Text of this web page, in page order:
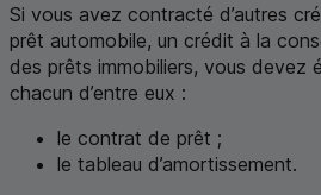
Si vous avez contracté d’autres
prêt automobile, un crédit à la
des prêts immobiliers, vous devez
chacun d’entre eux :
le contrat de prêt ;
le tableau d’amortissement.